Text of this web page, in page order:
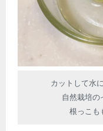
カットして水
自然栽培の
根っこも